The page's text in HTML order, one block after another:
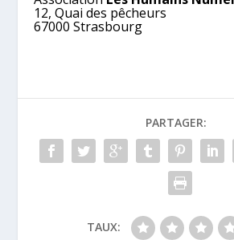
12, Quai des pêcheurs
67000 Strasbourg
PARTAGER:
TAUX: